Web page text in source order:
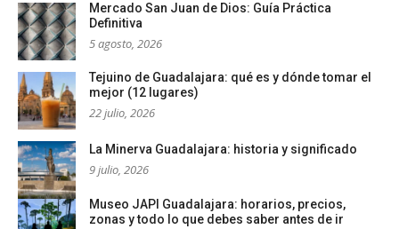
Mercado San Juan de Dios: Guía Práctica
Definitiva
5 agosto, 2026
Tejuino de Guadalajara: qué es y dónde tomar el
mejor (12 lugares)
22 julio, 2026
La Minerva Guadalajara: historia y significado
9 julio, 2026
Museo JAPI Guadalajara: horarios, precios,
zonas y todo lo que debes saber antes de ir